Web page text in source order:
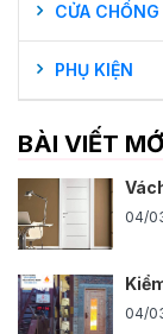
CỬA
PHỤ KIỆN
BÀI VIẾT
04/
04/